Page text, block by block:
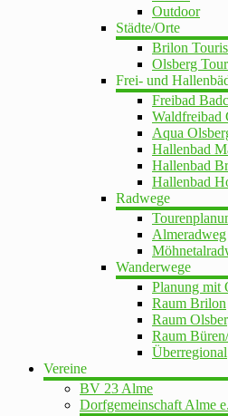
Outdoor
Städte/Orte
Brilon
Olsberg
Frei- und
Freibad
Waldfreibad
Aqua
Hallenbad
Hallenbad
Hallenbad
Radwege
Almeradweg
Wanderwege
Planung mit
Raum Brilon
Raum
Raum
Überregional
Vereine
BV 23 Alme
Dorfgemeinschaft Alme